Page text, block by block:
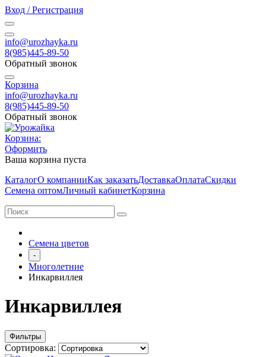
Вход / Регистрация
info@urozhayka.ru
8(985)445-89-50
Обратный звонок
Корзина
info@urozhayka.ru
8(985)445-89-50
Обратный звонок
Корзина:
Оформить
Ваша корзина пуста
КаталогО компанииКак заказатьДоставкаОплатаСкидки
Семена оптомЛичный кабинетКорзина
Семена цветов
-
Многолетние
Инкарвиллея
Инкарвиллея
Фильтры
Сортировка: